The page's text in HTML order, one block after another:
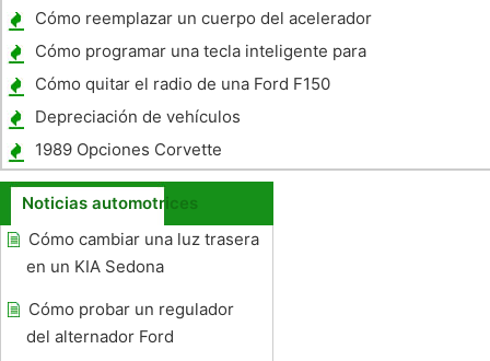
Cómo reemplazar un cuerpo del acelerador
con un carbuerator
Cómo programar una tecla inteligente para
un Mercedes
Cómo quitar el radio de una Ford F150
Depreciación de vehículos
1989 Opciones Corvette
Noticias automotrices
Cómo cambiar una luz trasera
en un KIA Sedona
Cómo probar un regulador
del alternador Ford